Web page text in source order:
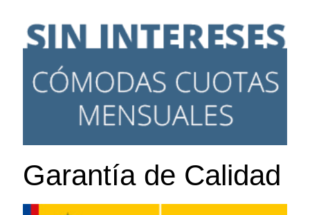
Garantía de Calidad